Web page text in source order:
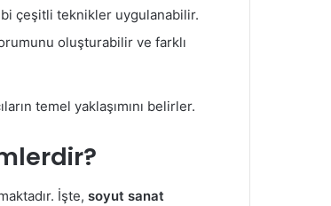
çeşitli teknikler uygulanabilir.
oluşturabilir ve farklı
temel yaklaşımını belirler.
İşte, soyut sanat